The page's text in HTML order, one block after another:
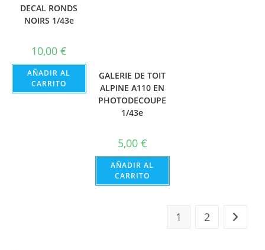
DECAL RONDS
NOIRS 1/43e
10,00 €
AÑADIR AL
CARRITO
GALERIE DE TOIT
ALPINE A110 EN
PHOTODECOUPE
1/43e
5,00 €
AÑADIR AL
CARRITO
1 2